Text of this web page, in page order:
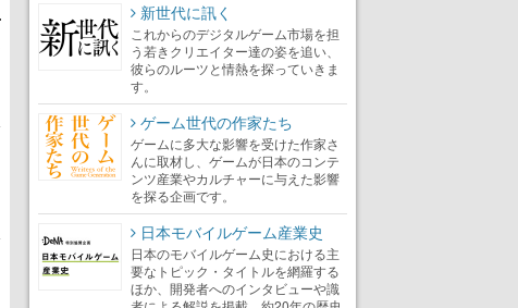
新世代に訊く
これからのデジタルゲーム市場を担
う若きクリエイター達の姿を追い、
彼らのルーツと情熱を探っていきま
す。
ゲーム世代の作家たち
ゲームに多大な影響を受けた作家さ
んに取材し、ゲームが日本のコンテ
ンツ産業やカルチャーに与えた影響
を探る企画です。
日本モバイルゲーム産業史
日本のモバイルゲーム史における主
要なトピック・タイトルを網羅する
ほか、開発者へのインタビューや識